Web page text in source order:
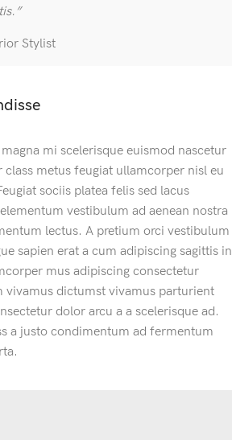
Stylist
mi scelerisque euismod nascetur
metus feugiat ullamcorper nisl eu
sociis platea felis sed lacus
vestibulum ad aenean nostra
lectus. A pretium orci vestibulum
sapien erat a cum adipiscing sagittis in
mus adipiscing consectetur
vivamus dictumst vivamus parturient
dolor arcu a a scelerisque ad.
a justo condimentum ad fermentum